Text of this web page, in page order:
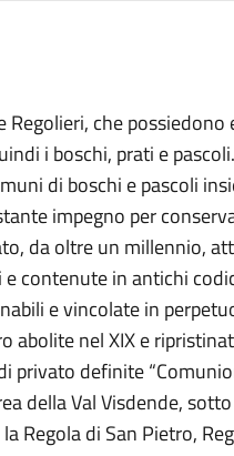
che possiedono
i boschi, prati e
di boschi e pascoli
impegno per
da oltre un millennio,
contenute in antichi
e vincolate in
abolite nel XIX e
definite
della Val Visdende,
Regola di San Pietro,